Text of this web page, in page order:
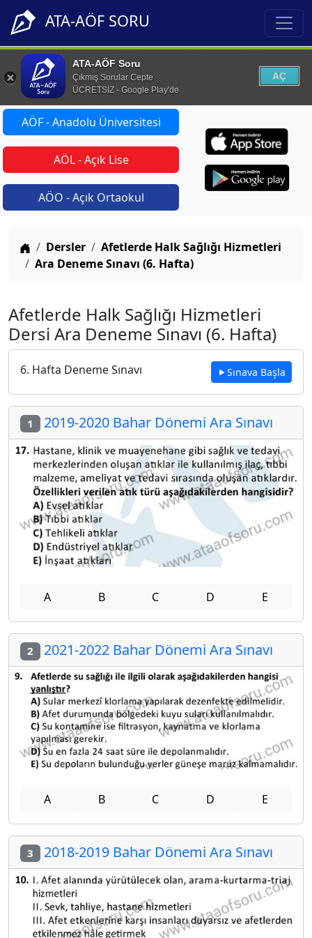
ATA-AÖF SORU
ATA-AÖF Soru
Çıkmış Sorular Cepte
ÜCRETSİZ - Google Play'de
AÇ
AÖF - Anadolu Üniversitesi
AÖL - Açık Lise
AÖO - Açık Ortaokul
Anasayfa
Dersler
Afetlerde Halk Sağlığı Hizmetleri
Ara Deneme Sınavı (6. Hafta)
Afetlerde Halk Sağlığı Hizmetleri
Dersi Ara Deneme Sınavı (6. Hafta)
6. Hafta Deneme Sınavı Sınava Başla
1 2019-2020 Bahar Dönemi Ara Sınavı
A B C D E
2 2021-2022 Bahar Dönemi Ara Sınavı
A B C D E
3 2018-2019 Bahar Dönemi Ara Sınavı